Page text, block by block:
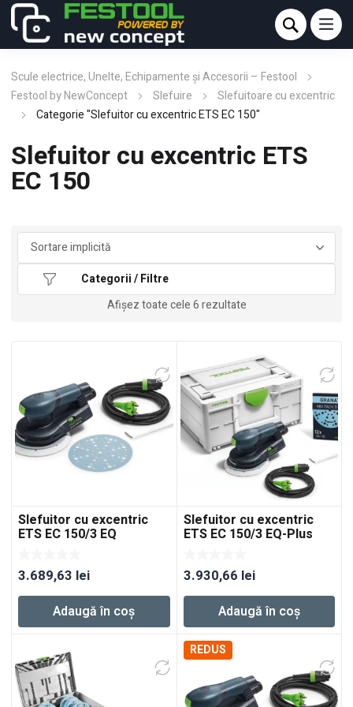
Scule electrice, Unelte, Echipamente și Accesorii – Festool
Festool by NewConcept
Slefuire
Slefuitoare cu excentric
Categorie "Slefuitor cu excentric ETS EC 150"
Slefuitor cu excentric ETS
EC 150
Afișez toate cele 6 rezultate
Categorii / Filtre
Slefuitor cu excentric
ETS EC 150/3 EQ
3.689,63 lei
Adaugă în coș
Slefuitor cu excentric
ETS EC 150/3 EQ-Plus
3.930,66 lei
Adaugă în coș
REDUS